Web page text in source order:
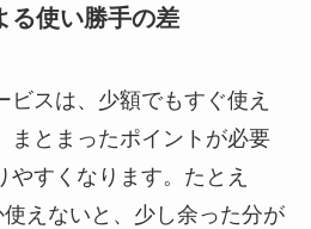
る使い勝手の差
スは、少額でもすぐ使え
まとまったポイントが必要
やすくなります。たとえ
えないと、少し余った分が